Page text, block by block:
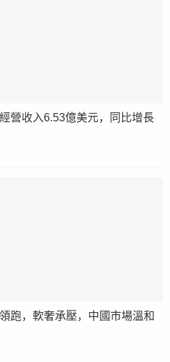
營收入6.53億美元，同比增長
跑，軟奢承壓，中國市場溫和